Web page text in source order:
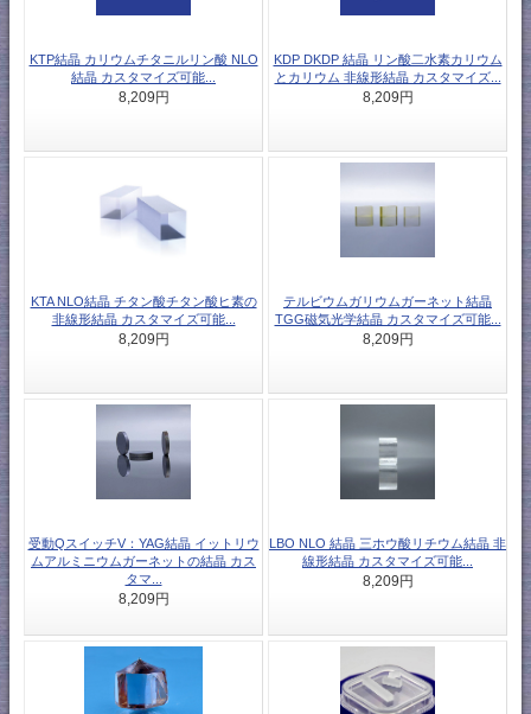
KTP結晶 カリウムチタニルリン酸 NLO
結晶 カスタマイズ可能...
8,209円
KDP DKDP 結晶 リン酸二水素カリウム
とカリウム 非線形結晶 カスタマイズ...
8,209円
KTA NLO結晶 チタン酸チタン酸ヒ素の
非線形結晶 カスタマイズ可能...
8,209円
テルビウムガリウムガーネット結晶
TGG磁気光学結晶 カスタマイズ可能...
8,209円
受動QスイッチV：YAG結晶 イットリウ
ムアルミニウムガーネットの結晶 カス
タマ...
8,209円
LBO NLO 結晶 三ホウ酸リチウム結晶 非
線形結晶 カスタマイズ可能...
8,209円